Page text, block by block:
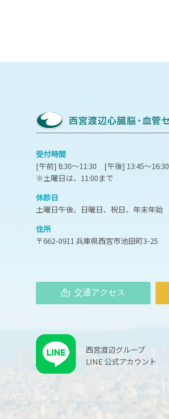
受付時間
[午前] 8:30～11:30 [午後] 13:45～16:30
※土曜日は、11:00まで
休診日
土曜日午後、日曜日、祝日、年末年始
住所
〒662-0911 兵庫県西宮市池田町3-25
交通アクセス
西宮渡辺グループ
LINE 公式アカウント